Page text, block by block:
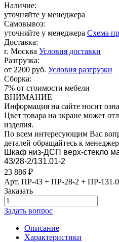
Наличие:
уточняйте у менеджера
Самовывоз:
уточняйте у менеджера Схема
Доставка:
г. Москва Условия доставки
Разгрузка:
от 2200 руб. Условия разгрузки
Сборка:
7% от стоимости мебели
ВНИМАНИЕ
Информация на сайте носит
Цвет товара на экране может
изделия.
По всем интересующим Вас
деталей обращайтесь к
Шкаф низ-ДСП верх-стекло
43/28-2/131.01-2
23 886 ₽
Арт. ПР-43 + ПР-28-2 + ПР-
Заказать
Задать вопрос
Описание
Характеристики